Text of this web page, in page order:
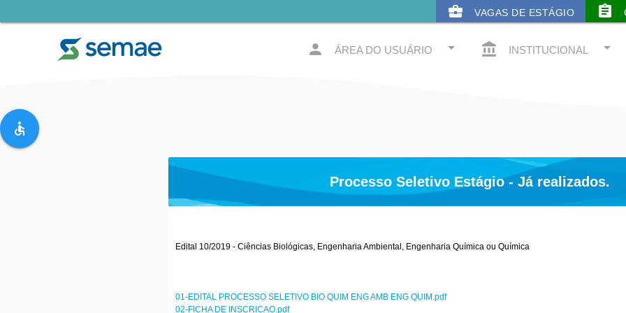
assignment
business_center VAGAS DE ESTÁGIO
person ÁREA DO USUÁRIO arrow_drop_down account_balance INSTITUCIONAL arrow_drop_down
accessible
Processo Seletivo Estágio - Já realizados.
Edital 10/2019 - Ciências Biológicas, Engenharia Ambiental, Engenharia Química ou Química
01-EDITAL PROCESSO SELETIVO BIO QUIM ENG AMB ENG QUIM.pdf
02-FICHA DE INSCRICAO.pdf